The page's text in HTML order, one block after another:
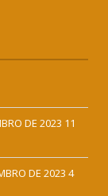
DE 2023 11
DE 2023 4